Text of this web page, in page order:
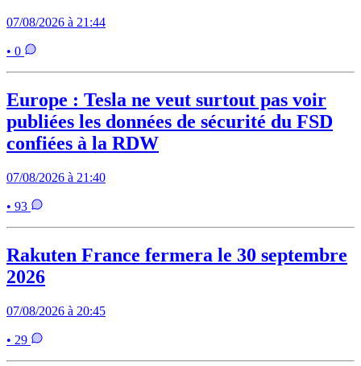
07/08/2026 à 21:44
• 0
Europe : Tesla ne veut surtout pas voir
publiées les données de sécurité du FSD
confiées à la RDW
07/08/2026 à 21:40
• 93
Rakuten France fermera le 30 septembre
2026
07/08/2026 à 20:45
• 29